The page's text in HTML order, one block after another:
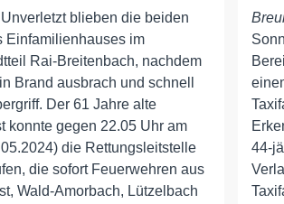
blieben die beiden
Einfamilienhauses im
Rai-Breitenbach, nachdem
Brand ausbrach und schnell
Der 61 Jahre alte
konnte gegen 22.05 Uhr am
die Rettungsleitstelle
die sofort Feuerwehren aus
Wald-Amorbach, Lützelbach
44-